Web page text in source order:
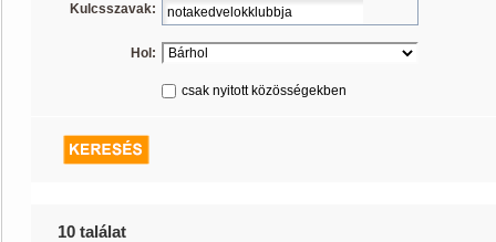
Kulcsszavak:
Hol:
csak nyitott közösségekben
10 találat